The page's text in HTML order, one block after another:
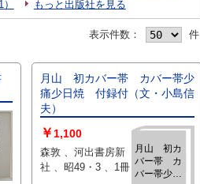
） もっと出版社を見る
表示件数： 件
月山 初カバー帯 カバー帯少
痛少日焼 付録付（文・小島信
夫）
月山 初カ
バー帯 カ
バー帯少痛
￥ 1,100
森敦 、河出書房新
社 、昭49・3 、1冊